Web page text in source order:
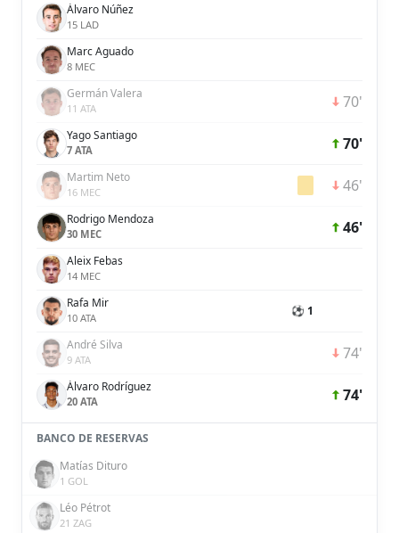
Álvaro Núñez
15 LAD
Marc Aguado
8 MEC
Germán Valera
11 ATA 70'
Yago Santiago
7 ATA 70'
Martim Neto
16 MEC 46'
Rodrigo Mendoza
30 MEC 46'
Aleix Febas
14 MEC
Rafa Mir
10 ATA ⚽ 1
André Silva
9 ATA 74'
Álvaro Rodríguez
20 ATA 74'
BANCO DE RESERVAS
Matías Dituro
1 GOL
Léo Pétrot
21 ZAG